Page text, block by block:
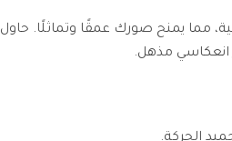
مما يمنح صورك عمقًا وتماثلًا. حاول
انعكاسي مذهل.